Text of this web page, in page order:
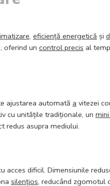
, eficiență energetică și
oferind un control precis al
ajustarea automată a vitezei
cu unitățile tradiționale, un
redus asupra mediului.
dificil. Dimensiunile
silențios, reducând zgomotul